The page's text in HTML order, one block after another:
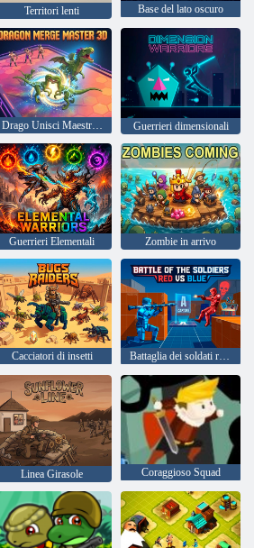
Territori lenti Base del lato oscuro
Drago Unisci Maestro 3D Guerrieri dimensionali
Guerrieri Elementali Zombie in arrivo
Cacciatori di insetti Battaglia dei soldati rossi contro blu
Linea Girasole Coraggioso Squad